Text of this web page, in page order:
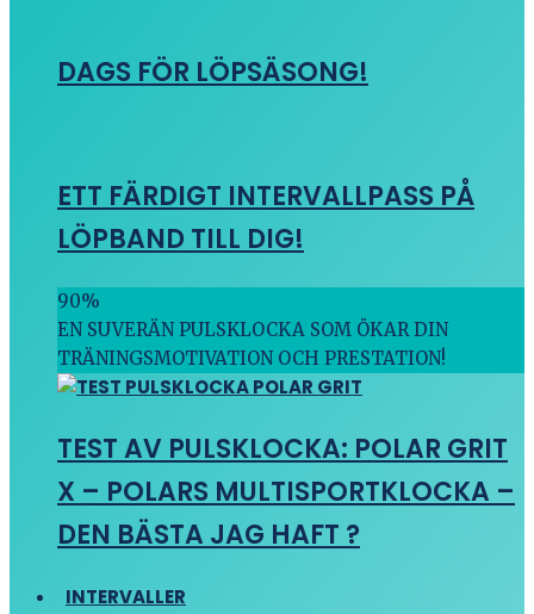
DAGS FÖR LÖPSÄSONG!
ETT FÄRDIGT INTERVALLPASS PÅ
LÖPBAND TILL DIG!
90%
EN SUVERÄN PULSKLOCKA SOM ÖKAR DIN
TRÄNINGSMOTIVATION OCH PRESTATION!
TEST AV PULSKLOCKA: POLAR GRIT
X – POLARS MULTISPORTKLOCKA –
DEN BÄSTA JAG HAFT ?
INTERVALLER